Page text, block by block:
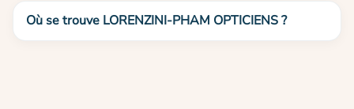
Où se trouve LORENZINI-PHAM OPTICIENS ?